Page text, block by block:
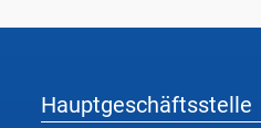
Hauptgeschäftsstelle